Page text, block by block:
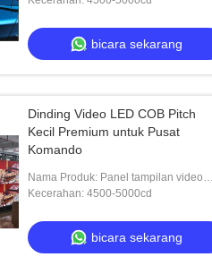
bicara sekarang
Dinding Video LED COB Pitch
Kecil Premium untuk Pusat
Komando
Nama Produk: Panel tampilan video
LED
Kecerahan: 4500-5000cd
bicara sekarang